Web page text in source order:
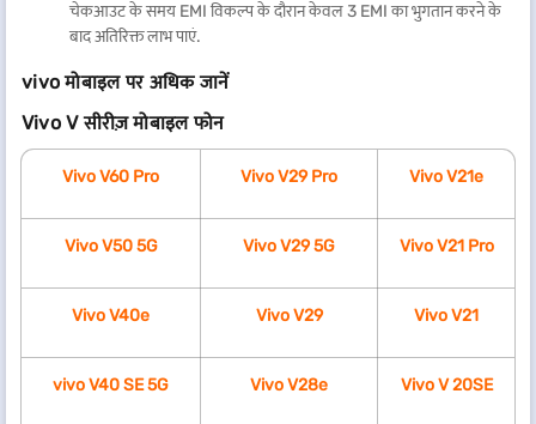
चेकआउट के समय EMI विकल्प के दौरान केवल 3 EMI का भुगतान करने के
बाद अतिरिक्त लाभ पाएं.
vivo मोबाइल पर अधिक जानें
Vivo V सीरीज़ मोबाइल फोन
Vivo V60 Pro Vivo V29 Pro Vivo V21e
Vivo V50 5G Vivo V29 5G Vivo V21 Pro
Vivo V40e Vivo V29 Vivo V21
vivo V40 SE 5G Vivo V28e Vivo V 20SE